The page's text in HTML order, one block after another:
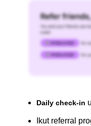
Daily check-in
Ikut referral